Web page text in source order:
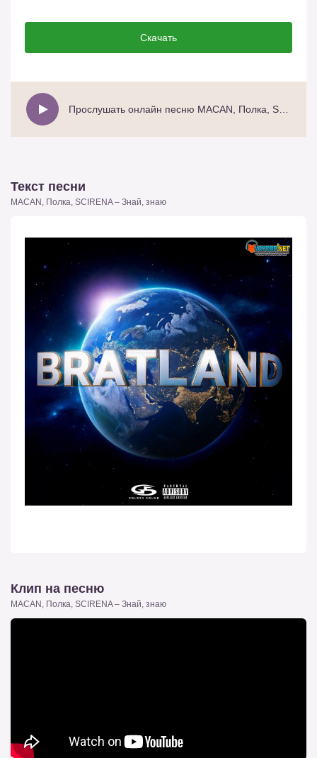
Скачать
Текст песни
MACAN, Полка, SCIRENA – Знай, знаю
Клип на песню
MACAN, Полка, SCIRENA – Знай, знаю